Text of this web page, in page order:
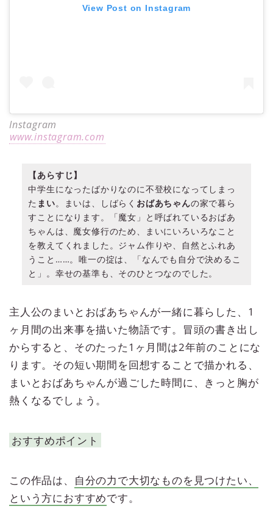
View Post on Instagram
Instagram
www.instagram.com
【あらすじ】
中学生になったばかりなのに不登校になってしまっ
た まい。まいは、しばらく おばあちゃんの家で暮ら
すことになります。「魔女」と呼ばれているおばあ
ちゃんは、魔女修行のため、まいにいろいろなこと
を教えてくれました。ジャム作りや、自然とふれあ
うこと……。唯一の掟は、「なんでも自分で決めるこ
と」。幸せの基準も、そのひとつなのでした。
主人公のまいとおばあちゃんが一緒に暮らした、1
ヶ月間の出来事を描いた物語です。冒頭の書き出し
からすると、そのたった1ヶ月間は2年前のことにな
ります。その短い期間を回想することで描かれる、
まいとおばあちゃんが過ごした時間に、きっと胸が
熱くなるでしょう。
おすすめポイント
この作品は、 自分の力で大切なものを見つけたい、
という方におすすめです。